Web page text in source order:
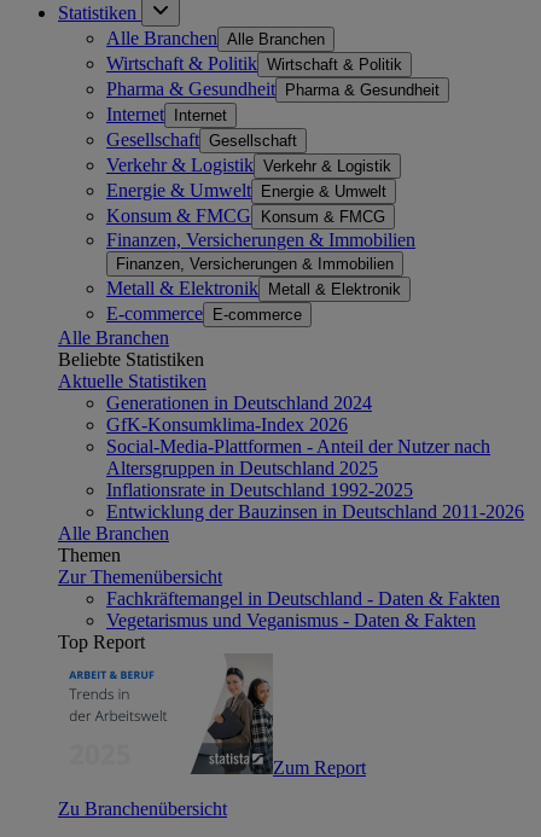
Statistiken
Alle Branchen Alle Branchen
Wirtschaft & Politik Wirtschaft & Politik
Pharma & Gesundheit Pharma & Gesundheit
Internet Internet
Gesellschaft Gesellschaft
Verkehr & Logistik Verkehr & Logistik
Energie & Umwelt Energie & Umwelt
Konsum & FMCG Konsum & FMCG
Finanzen, Versicherungen & Immobilien
Finanzen, Versicherungen & Immobilien
Metall & Elektronik Metall & Elektronik
E-commerce E-commerce
Alle Branchen
Beliebte Statistiken
Aktuelle Statistiken
Generationen in Deutschland 2024
GfK-Konsumklima-Index 2026
Social-Media-Plattformen - Anteil der Nutzer nach
Altersgruppen in Deutschland 2025
Inflationsrate in Deutschland 1992-2025
Entwicklung der Bauzinsen in Deutschland 2011-2026
Alle Branchen
Themen
Zur Themenübersicht
Fachkräftemangel in Deutschland - Daten & Fakten
Vegetarismus und Veganismus - Daten & Fakten
Top Report
Zum Report
Zu Branchenübersicht